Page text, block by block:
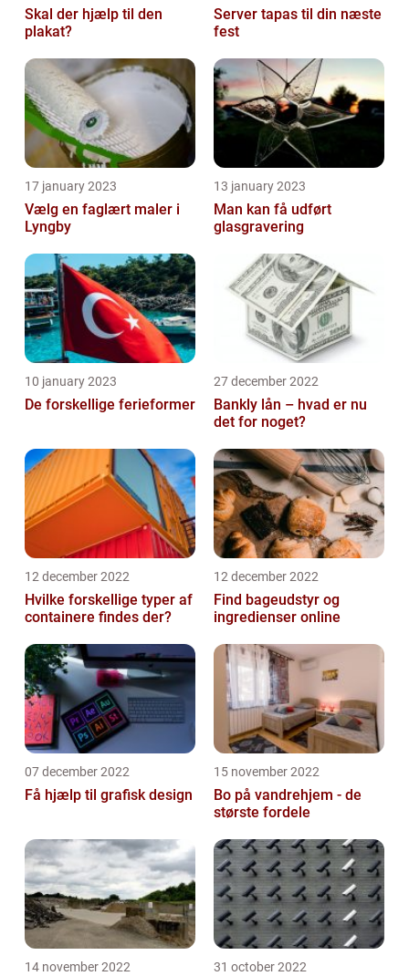
Skal der hjælp til den
plakat?
Server tapas til din næste
fest
17 january 2023
Vælg en faglært maler i
Lyngby
13 january 2023
Man kan få udført
glasgravering
10 january 2023
De forskellige ferieformer
27 december 2022
Bankly lån – hvad er nu
det for noget?
12 december 2022
Hvilke forskellige typer af
containere findes der?
12 december 2022
Find bageudstyr og
ingredienser online
07 december 2022
Få hjælp til grafisk design
15 november 2022
Bo på vandrehjem - de
største fordele
14 november 2022 31 october 2022